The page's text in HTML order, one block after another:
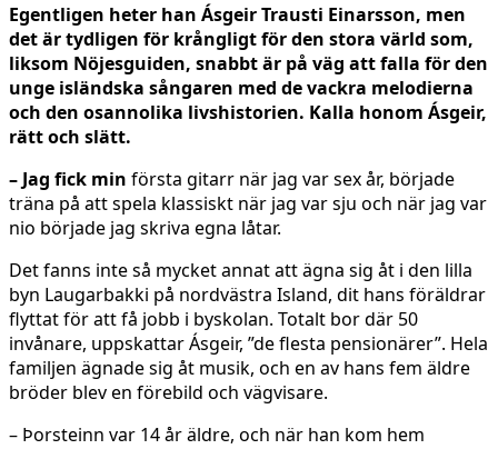
Egentligen heter han Ásgeir Trausti Einarsson, men
det är tydligen för krångligt för den stora värld som,
liksom Nöjesguiden, snabbt är på väg att falla för den
unge isländska sångaren med de vackra melodierna
och den osannolika livshistorien. Kalla honom Ásgeir,
rätt och slätt.
– Jag fick min första gitarr när jag var sex år, började
träna på att spela klassiskt när jag var sju och när jag var
nio började jag skriva egna låtar.
Det fanns inte så mycket annat att ägna sig åt i den lilla
byn Laugarbakki på nordvästra Island, dit hans föräldrar
flyttat för att få jobb i byskolan. Totalt bor där 50
invånare, uppskattar Ásgeir, ”de flesta pensionärer”. Hela
familjen ägnade sig åt musik, och en av hans fem äldre
bröder blev en förebild och vägvisare.
– Þorsteinn var 14 år äldre, och när han kom hem